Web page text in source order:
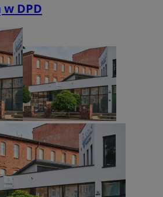
DPD
użytkownika i zarządzanie kontem. Bez
Domena
sosnowiecki.pl
sosnowiecki.pl
sosnowiecki.pl
.rfihub.com